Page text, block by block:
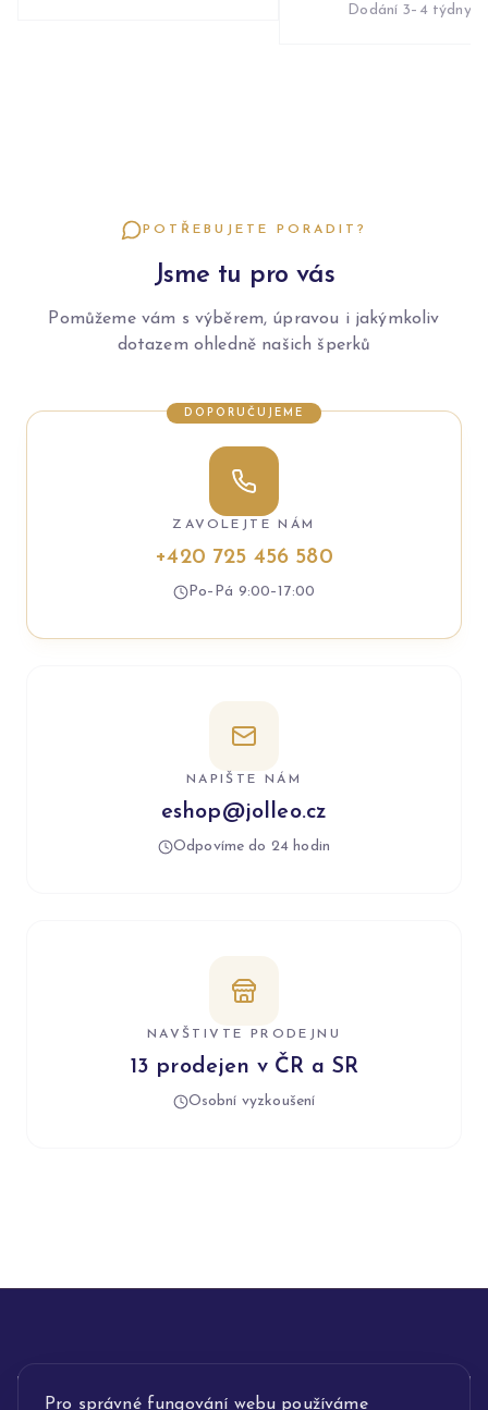
Pro správné fungování webu používáme
Dodání 3–4 týdny
POTŘEBUJETE PORADIT?
Jsme tu pro vás
Pomůžeme vám s výběrem, úpravou i jakýmkoliv
dotazem ohledně našich šperků
DOPORUČUJEME
ZAVOLEJTE NÁM
+420 725 456 580
Po–Pá 9:00–17:00
NAPIŠTE NÁM
eshop@jolleo.cz
Odpovíme do 24 hodin
NAVŠTIVTE PRODEJNU
13 prodejen v ČR a SR
Osobní vyzkoušení
INFORMACE